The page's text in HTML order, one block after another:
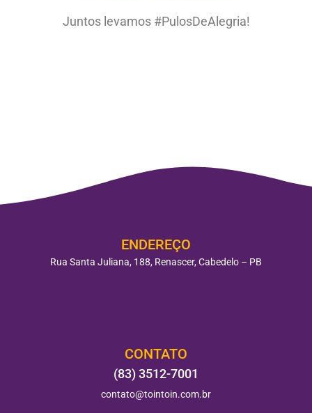
Juntos levamos #PulosDeAlegria!
ENDEREÇO
Rua Santa Juliana, 188, Renascer, Cabedelo – PB
CONTATO
(83) 3512-7001
contato@tointoin.com.br